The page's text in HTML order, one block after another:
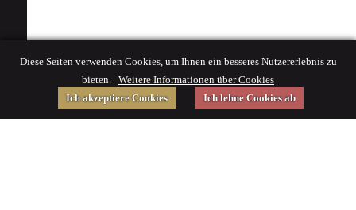
Diese Seiten verwenden Cookies, um Ihnen ein besseres Nutzererlebnis zu
bieten. Weitere Informationen über Cookies
Ich akzeptiere Cookies
Ich lehne Cookies ab